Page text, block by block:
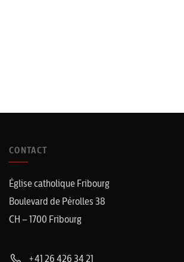
CONTACT
Église catholique Fribourg
Boulevard de Pérolles 38
CH – 1700 Fribourg
+41 26 426 34 21